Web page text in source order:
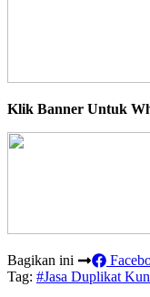
Klik Banner Untuk
Bagikan ini
Tag: #Jasa Duplikat